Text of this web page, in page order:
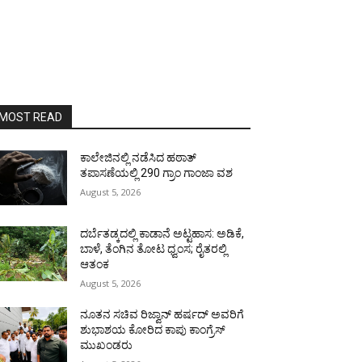
READ
ಕಾಲೇಜಿನಲ್ಲಿ ನಡೆಸಿದ ಹಠಾತ್
ತಪಾಸಣೆಯಲ್ಲಿ 290 ಗ್ರಾಂ ಗಾಂಜಾ ವಶ
August 5, 2026
ದರ್ಬೆತಡ್ಕದಲ್ಲಿ ಕಾಡಾನೆ ಅಟ್ಟಹಾಸ: ಅಡಿಕೆ,
ಬಾಳೆ, ತೆಂಗಿನ ತೋಟ ಧ್ವಂಸ; ರೈತರಲ್ಲಿ
ಆತಂಕ
August 5, 2026
ನೂತನ ಸಚಿವ ರಿಜ್ವಾನ್ ಹರ್ಷದ್ ಅವರಿಗೆ
ಶುಭಾಶಯ ಕೋರಿದ ಕಾಪು ಕಾಂಗ್ರೆಸ್
ಮುಖಂಡರು